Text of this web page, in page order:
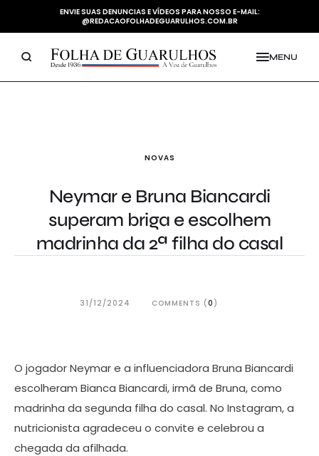
ENVIE SUAS DENUNCIAS E VÍDEOS PARA NOSSO E-MAIL:
@REDACAOFOLHADEGUARULHOS.COM.BR
MENU
NOVAS
Neymar e Bruna Biancardi
superam briga e escolhem
madrinha da 2ª filha do casal
31/12/2024 COMMENTS (0 )
O jogador Neymar e a influenciadora Bruna Biancardi
escolheram Bianca Biancardi, irmã de Bruna, como
madrinha da segunda filha do casal. No Instagram, a
nutricionista agradeceu o convite e celebrou a
chegada da afilhada.